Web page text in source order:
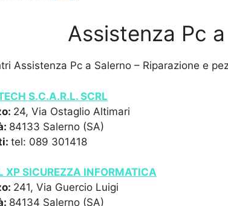
Assistenza Pc
Assistenza Pc a Salerno – Riparazione e
S.C.A.R.L. SCRL
24, Via Ostaglio Altimari
84133 Salerno (SA)
tel: 089 301418
XP SICUREZZA INFORMATICA
241, Via Guercio Luigi
84134 Salerno (SA)